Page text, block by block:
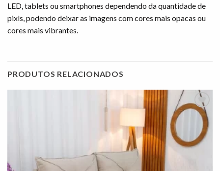
LED, tablets ou smartphones dependendo da quantidade de
pixls, podendo deixar as imagens com cores mais opacas ou
cores mais vibrantes.
PRODUTOS RELACIONADOS
Adicionar
à lista de
desejos"